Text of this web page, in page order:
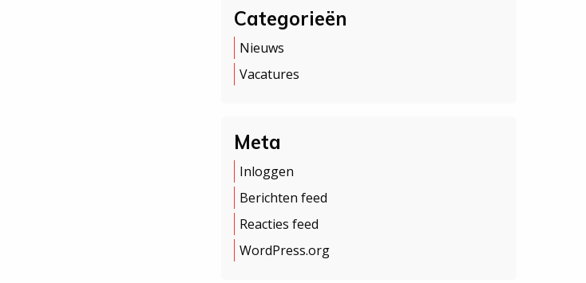
Categorieën
Nieuws
Vacatures
Meta
Inloggen
Berichten feed
Reacties feed
WordPress.org